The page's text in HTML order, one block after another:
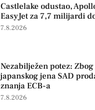
Castlelake odustao,
EasyJet za 7,7 milijardi
7.8.2026
Nezabilježen potez:
japanskog jena SAD
znanja ECB-a
7.8.2026